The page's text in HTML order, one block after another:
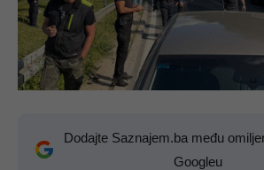
Dodajte Saznajem.ba među
Googleu